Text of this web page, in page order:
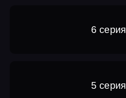
6 серия
5 серия